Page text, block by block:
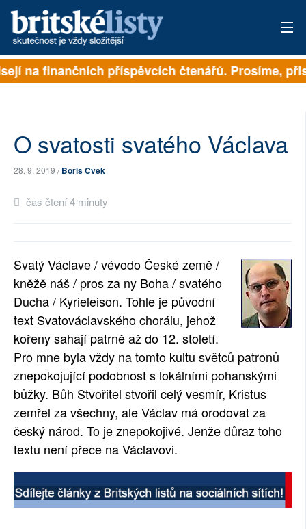
PŘIHLÁSIT
ARCHIV
ROZHOVORY
TÉMATA
AUTOŘI
PŘÍSPĚVKY NA PROVOZ
SOCIÁLNÍ SÍTĚ
RUBRIKY
PLNÁ VERZE STRÁNEK
na finančních příspěvcích čtenářů. Prosíme,
O svatosti svatého Václava
28. 9. 2019 /Boris Cvek
čas čtení 4 minuty
Svatý Václave / vévodo České země /
kněžě náš / pros za ny Boha / svatého
Ducha / Kyrieleison. Tohle je původní
text Svatováclavského chorálu, jehož
kořeny sahají patrně až do 12. století.
Pro mne byla vždy na tomto kultu světců patronů
znepokojující podobnost s lokálními pohanskými
bůžky. Bůh Stvořitel stvořil celý vesmír, Kristus
zemřel za všechny, ale Václav má orodovat za
český národ. To je znepokojivé. Jenže důraz toho
textu není přece na Václavovi.